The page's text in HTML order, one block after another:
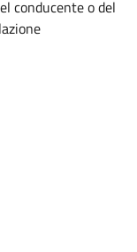
conducente o del